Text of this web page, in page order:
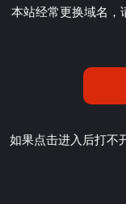
本站经常更换域名，
如果点击进入后打不